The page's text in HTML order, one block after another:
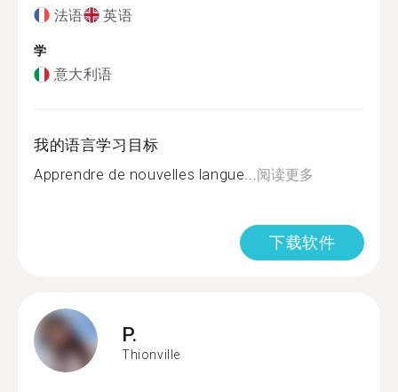
法语 英语
学
意大利语
我的语言学习目标
Apprendre de nouvelles langue...阅读更多
下载软件
P.
Thionville